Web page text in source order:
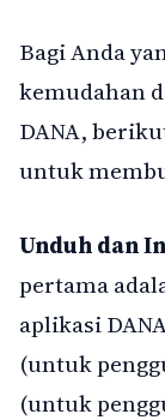
Bagi Anda
kemudahan
DANA,
untuk
Unduh dan
pertama
aplikasi
(untuk
(untuk